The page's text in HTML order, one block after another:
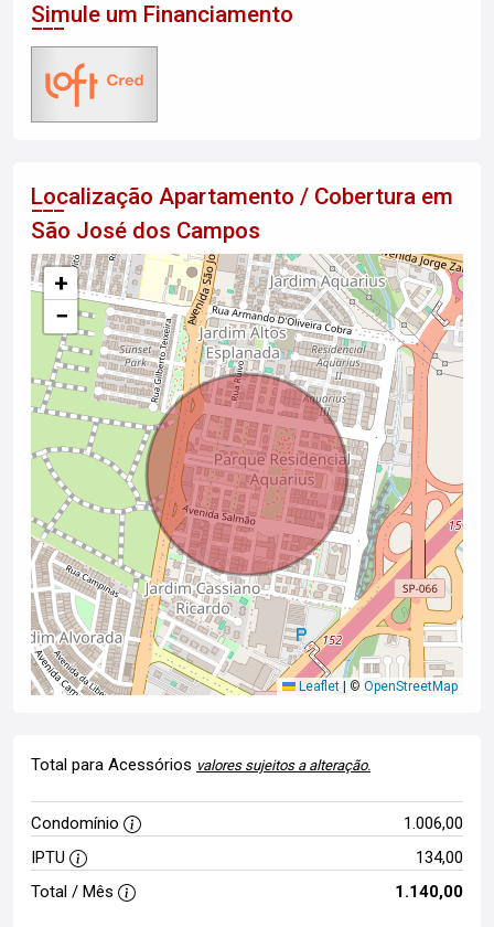
Simule um Financiamento
Localização Apartamento / Cobertura em
São José dos Campos
+
−
Leaflet | © OpenStreetMap
Total para Acessórios valores sujeitos a alteração.
Condomínio
1.006,00
IPTU
134,00
Total / Mês
1.140,00